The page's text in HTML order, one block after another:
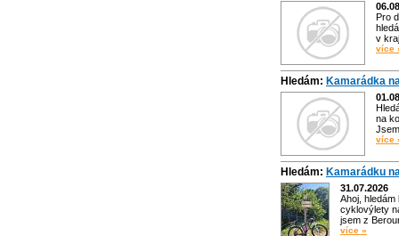
Pro
v
více
Hledám: Kamarádka
na
více
Hledám: Kamarádku
31.07.2026
Ahoj,
cyklovýlety
jsem z
více »